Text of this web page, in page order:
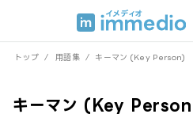
トップ / 用語集 / キーマン (Key Person)
キーマン (Key